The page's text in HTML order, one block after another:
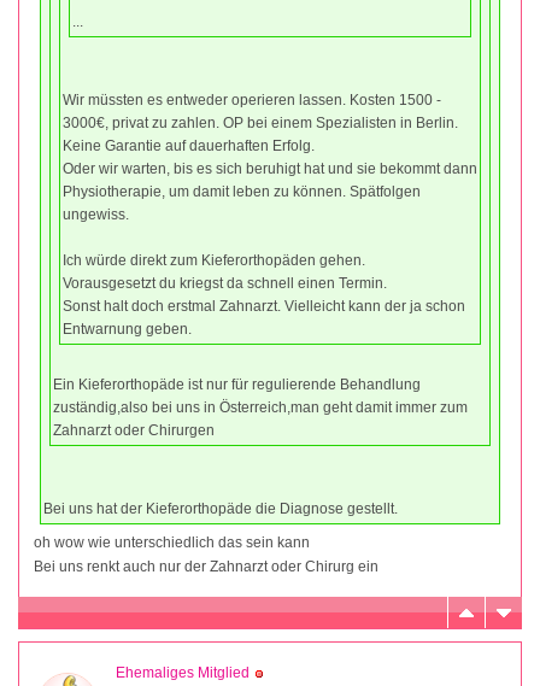
Wir müssten es entweder operieren lassen. Kosten 1500 -
3000€, privat zu zahlen. OP bei einem Spezialisten in Berlin.
Keine Garantie auf dauerhaften Erfolg.
Oder wir warten, bis es sich beruhigt hat und sie bekommt dann
Physiotherapie, um damit leben zu können. Spätfolgen
ungewiss.
Ich würde direkt zum Kieferorthopäden gehen.
Vorausgesetzt du kriegst da schnell einen Termin.
Sonst halt doch erstmal Zahnarzt. Vielleicht kann der ja schon
Entwarnung geben.
Ein Kieferorthopäde ist nur für regulierende Behandlung
zuständig,also bei uns in Österreich,man geht damit immer zum
Zahnarzt oder Chirurgen
Bei uns hat der Kieferorthopäde die Diagnose gestellt.
oh wow wie unterschiedlich das sein kann
Bei uns renkt auch nur der Zahnarzt oder Chirurg ein
Ehemaliges Mitglied